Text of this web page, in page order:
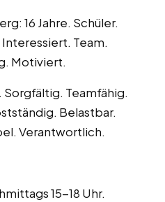
16 Jahre. Schüler.
Team.
Motiviert.
Teamfähig.
Belastbar.
Verantwortlich.
15-18 Uhr.